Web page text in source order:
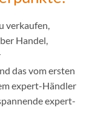
verkaufen,
Handel,
das vom ersten
expert-Händler
expert-